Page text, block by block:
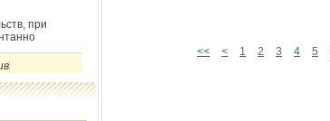
при
<< < 1 2 3 4 5